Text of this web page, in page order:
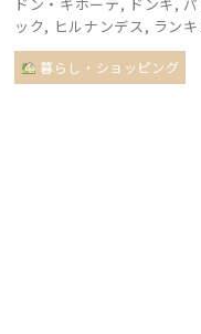
ック, ヒルナンデス, ラン
暮らし・ショッピング